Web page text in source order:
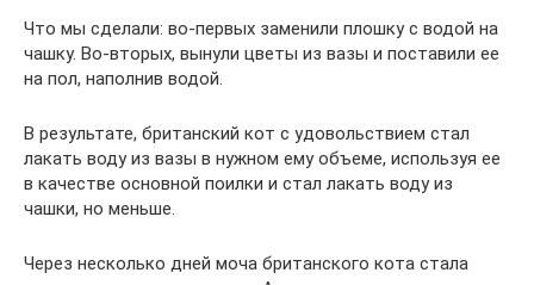
Что мы сделали: во-первых заменили плошку с водой на
чашку. Во-вторых, вынули цветы из вазы и поставили ее
на пол, наполнив водой.
В результате, британский кот с удовольствием стал
лакать воду из вазы в нужном ему объеме, используя ее
в качестве основной поилки и стал лакать воду из
чашки, но меньше.
Через несколько дней моча британского кота стала